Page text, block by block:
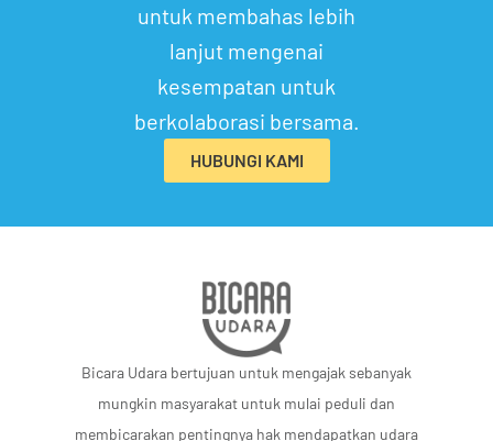
untuk membahas lebih
lanjut mengenai
kesempatan untuk
berkolaborasi bersama.
HUBUNGI KAMI
Bicara Udara bertujuan untuk mengajak sebanyak
mungkin masyarakat untuk mulai peduli dan
membicarakan pentingnya hak mendapatkan udara